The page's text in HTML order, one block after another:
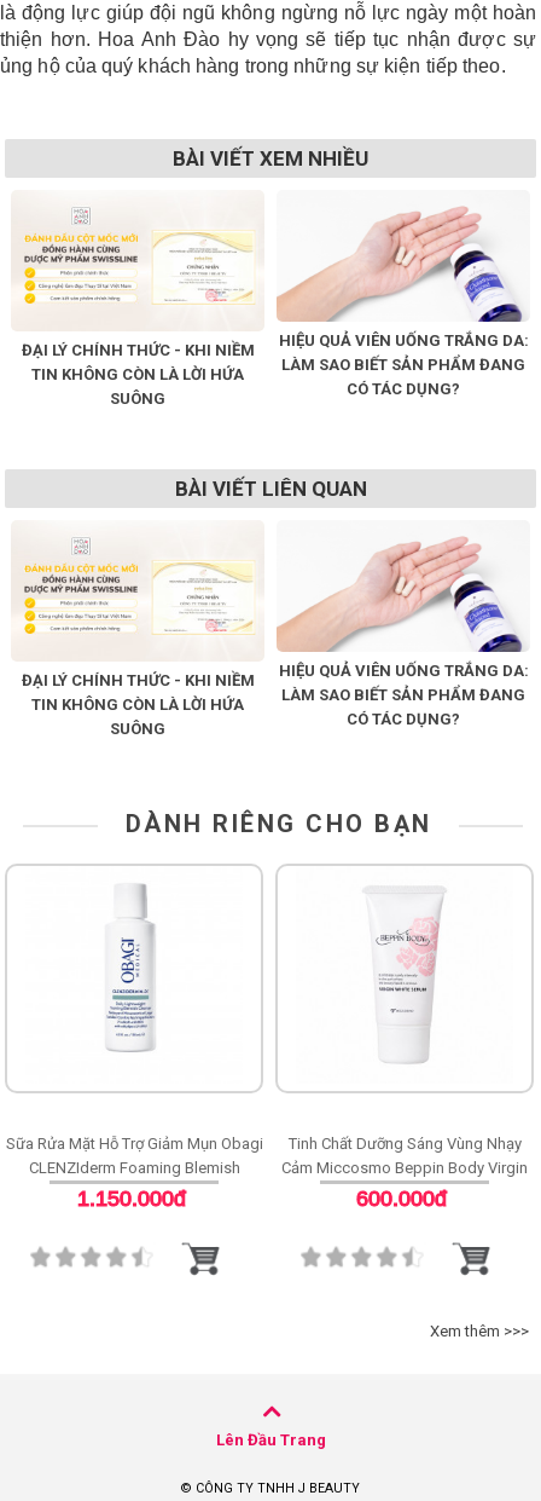
là động lực giúp đội ngũ không ngừng nỗ lực ngày một hoàn
thiện hơn. Hoa Anh Đào hy vọng sẽ tiếp tục nhận được sự
ủng hộ của quý khách hàng trong những sự kiện tiếp theo.
BÀI VIẾT XEM NHIỀU
ĐẠI LÝ CHÍNH THỨC - KHI NIỀM
TIN KHÔNG CÒN LÀ LỜI HỨA
SUÔNG
HIỆU QUẢ VIÊN UỐNG TRẮNG DA:
LÀM SAO BIẾT SẢN PHẨM ĐANG
CÓ TÁC DỤNG?
BÀI VIẾT LIÊN QUAN
ĐẠI LÝ CHÍNH THỨC - KHI NIỀM
TIN KHÔNG CÒN LÀ LỜI HỨA
SUÔNG
HIỆU QUẢ VIÊN UỐNG TRẮNG DA:
LÀM SAO BIẾT SẢN PHẨM ĐANG
CÓ TÁC DỤNG?
DÀNH RIÊNG CHO BẠN
Sữa Rửa Mặt Hỗ Trợ Giảm Mụn Obagi
CLENZIderm Foaming Blemish
Cleanser
1.150.000đ
Tinh Chất Dưỡng Sáng Vùng Nhạy
Cảm Miccosmo Beppin Body Virgin
White Serum
600.000đ
Xem thêm >>>
Lên Đầu Trang
© CÔNG TY TNHH J BEAUTY